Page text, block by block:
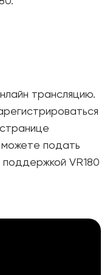
трансляцию.
можете подать
поддержкой VR180